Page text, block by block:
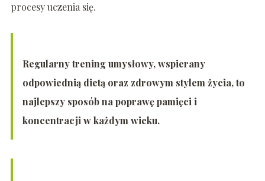
procesy uczenia się.
Regularny trening umysłowy, wspierany
odpowiednią dietą oraz zdrowym stylem życia, to
najlepszy sposób na poprawę pamięci i
koncentracji w każdym wieku.